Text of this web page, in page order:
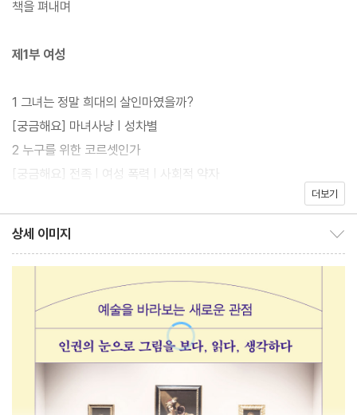
권의 역사, 개념, 연관 사건들을 읽어냄으로써 우리가 이 사회에서
『사람이 사는 미술관』은 인권의 주요 개념을 ‘여성’ ‘노동’ ‘차별과
혐오’ ‘국가’ ‘존엄’ 등 크게 다섯 개의 카테고리로 나누어 설명한다.
아직도 유리 천장이 건재한 세상에서 여성이 얼마나 큰 어려움을 겪
는지, 먹고살기 위한 노동의 현장은 어째서 목숨을 앗아가는 장소가
되어버렸는지, 차별은 어떻게 혐오로 발전하며 그 혐오가 어떠한 비
극을 일으키는지, 국가가 얼마나 많은 인권유린을 자행했는지, 마지
미있게 들려준다. 더불어 원고 말미에 ‘궁금해요’ 코너를 마련해 본
문에서 언급한 인권의 개념과 연관 사건들을 자세하게 설명함으로
써 역사, 사회, 정치 등 인문학적 사고를 돕는다.
책을 펴내며
제1부 여성
1 그녀는 정말 희대의 살인마였을까?
[궁금해요] 마녀사냥 | 성차별
2 누구를 위한 코르셋인가
[궁금해요] 전족 | 여성 폭력 | 사회적 약자
성의 권리에 대한 선언
4 다시 그리는 소설 《므첸스크의 레이디 맥베스》
[궁금해요] 여성 참정권의 역사 | 참정권(정치적 권리)
5 성냥팔이 소녀의 죽음
[궁금해요] 아동의 권리 | 살색 크레파스 진정 사건
6 유리 천장을 깨뜨려라
[궁금해요] 루스 베이더 긴즈버그 | 유리 천장
더보기
상세 이미지